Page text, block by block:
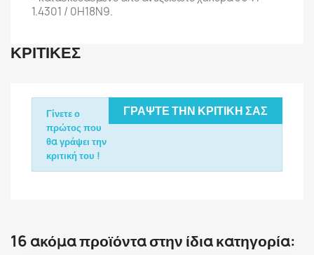
1.4301 / 0H18N9.
ΚΡΙΤΙΚΈΣ
ΓΡΆΨΤΕ ΤΗΝ ΚΡΙΤΙΚΉ ΣΑΣ
Γίνετε ο
πρώτος που
θα γράψει την
κριτική του !
16 ακόμα προϊόντα στην ίδια κατηγορία: